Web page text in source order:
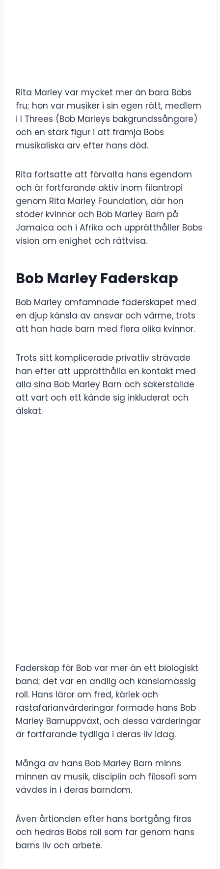
Rita Marley var mycket mer än bara Bobs
fru; hon var musiker i sin egen rätt, medlem
i I Threes (Bob Marleys bakgrundssångare)
och en stark figur i att främja Bobs
musikaliska arv efter hans död.
Rita fortsatte att förvalta hans egendom
och är fortfarande aktiv inom filantropi
genom Rita Marley Foundation, där hon
stöder kvinnor och Bob Marley Barn på
Jamaica och i Afrika och upprätthåller Bobs
vision om enighet och rättvisa.
Bob Marley Faderskap
Bob Marley omfamnade faderskapet med
en djup känsla av ansvar och värme, trots
att han hade barn med flera olika kvinnor.
Trots sitt komplicerade privatliv strävade
han efter att upprätthålla en kontakt med
alla sina Bob Marley Barn och säkerställde
att vart och ett kände sig inkluderat och
älskat.
Faderskap för Bob var mer än ett biologiskt
band; det var en andlig och känslomässig
roll. Hans läror om fred, kärlek och
rastafarianvärderingar formade hans Bob
Marley Barnuppväxt, och dessa värderingar
är fortfarande tydliga i deras liv idag.
Många av hans Bob Marley Barn minns
minnen av musik, disciplin och filosofi som
vävdes in i deras barndom.
Även årtionden efter hans bortgång firas
och hedras Bobs roll som far genom hans
barns liv och arbete.